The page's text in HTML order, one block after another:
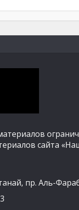
сайта
пр. Аль-